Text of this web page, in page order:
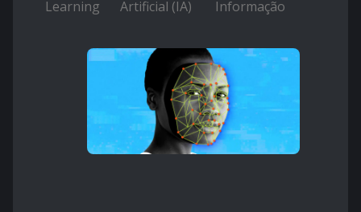
Learning
Artificial (IA)
Informação